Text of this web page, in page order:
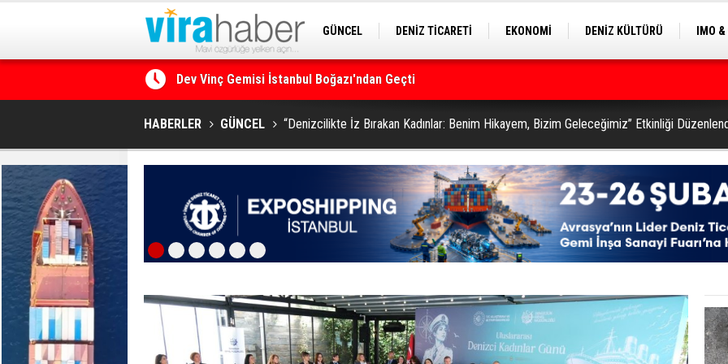
GÜNCEL DENİZ TİCARETİ EKONOMİ DENİZ KÜLTÜRÜ
IMO
Ege Denizi’nin En Büyük Mercan Ormanı
HABERLER GÜNCEL “Denizcilikte İz Bırakan Kadınlar: Benim Hikayem, Bizim Geleceğimiz” Etkinliği